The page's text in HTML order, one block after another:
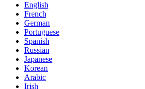
English
French
German
Portuguese
Spanish
Russian
Japanese
Korean
Arabic
Irish